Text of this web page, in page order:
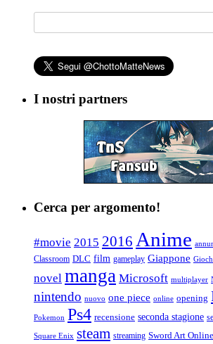
I nostri partners
Cerca per argomento!
#movie 2015 2016 Anime
Classroom DLC film gameplay Giappone
novel manga Microsoft multiplayer
nintendo nuovo one piece online opening
Pokemon Ps4 recensione seconda stagione
Square Enix steam streaming Sword Art Online